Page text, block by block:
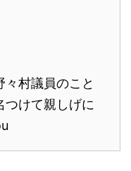
村議員のこと
つけて親しげに